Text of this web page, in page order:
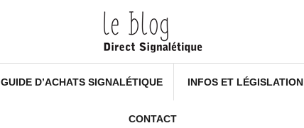
GUIDE D’ACHATS SIGNALÉTIQUE INFOS ET LÉGISLATION
CONTACT